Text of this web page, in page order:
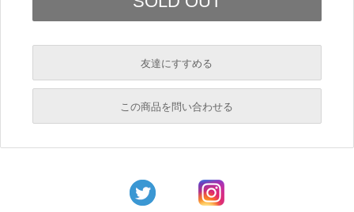
友達にすすめる
必須
必須
この商品を問い合わせる
必須